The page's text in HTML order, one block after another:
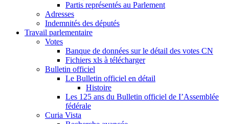
Partis représentés au Parlement
Adresses
Indemnités des députés
Travail parlementaire
Votes
Banque de données sur le détail des votes CN
Fichiers xls à télécharger
Bulletin officiel
Le Bulletin officiel en détail
Histoire
Les 125 ans du Bulletin officiel de I’Assemblée
fédérale
Curia Vista